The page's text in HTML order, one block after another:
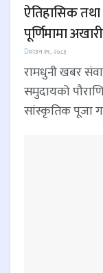
ऐतिहासिक तथा
पूर्णिमामा
साउन १९, २०८३
रामधुनी खबर
समुदायको
सांस्कृतिक पूजा